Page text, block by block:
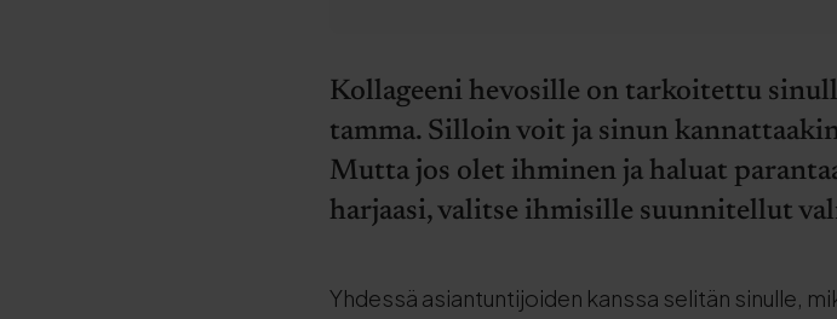
Kollageeni hevosille on tarkoitettu
tamma. Silloin voit ja sinun
Mutta jos olet ihminen ja haluat
harjaasi, valitse ihmisille suunnitellut
Yhdessä asiantuntijoiden kanssa selitän sinulle,